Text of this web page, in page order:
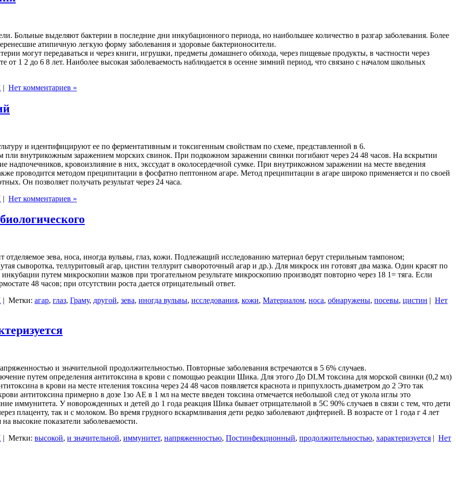
Больные выделяют бактерии в последние дни инкубационного периода, но наибольшее количество в разгар заболевания. Более
атипичную легкую форму заболевания и здоровые бактерионосители.
могут передаваться и через книги, игрушки, предметы домашнего обихода, через пищевые продукты, в частности через
1 2 до 6 8 лет. Наиболее высокая заболеваемость наблюдается в осенне зимний период, что связано с началом школьных
| Нет комментариев »
и идентифицируют ее по ферментативным и токсигенным свойствам по схеме, представленной в 6.
пли внутрикожным заражением морских свинок. При подкожном заражении свинки погибают через 24 48 часов. На вскрытии
надпочечников, кровоизлияние в них, экссудат в околосердечной сумке. При внутрикожном заражении на месте введения
проводится методом преципитации в фосфатно пептонном агаре. Метод преципитации в агаре широко применяется и по своей
Он позволяет получать результат через 24 часа.
| Нет комментариев »
зева, носа, иногда вульвы, глаз, кожи. Подлежащий исследованию материал берут стерильным тампоном;
сыворотка, теллуритовый агар, цистин теллурит сывороточный агар и др.). Для микроск ин готовят два мазка. Один красят по
путем микроскопии мазков при трогательном результате микроскопию производят повторно через 18 1= тяга. Если
48 часов; при отсутствии роста дается отрицательный ответ.
| Метки: агар, глаз, Граму, другой, зева, иногда вульвы, исследования, кожи, Материалом, носа, обнаружены, посевы, цистин | Нет
и значительной продолжительностью. Повторные заболевания встречаются в 5 6% случаев.
путем определения антитоксина в крови с помощью реакции Шика. Для этого До DLM токсина для морской свинки (0,2 мл)
в крови на месте нтеления токсина через 24 48 часов появляется краснота и припухлость диаметром до 2 Это так
антитоксина примерно в дозе 1зо АЕ в 1 мл на месте введен токсина отмечается небольшой след от укола иглы это
иммунитета. У новорожденных и детей до 1 года реакция Шика бывает отрицательной в 5С 90% случаев в связи с тем, что дети
плаценту, так и с молоком. Во время грудного вскармливания дети редко заболевают дифтерией. В возрасте от 1 года г 4 лет
высокие показатели заболеваемости.
| Метки: высокой, и значительной, иммунитет, напряженностью, Постинфекционный, продолжительностью, характеризуется | Нет